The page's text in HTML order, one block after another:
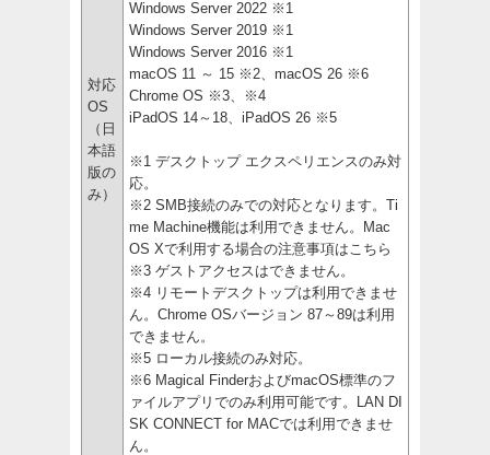
対応
OS
（日
本語
版の
み）
Windows Server 2022 ※1
Windows Server 2019 ※1
Windows Server 2016 ※1
macOS 11 ～ 15 ※2、macOS 26 ※6
Chrome OS ※3、※4
iPadOS 14～18、iPadOS 26 ※5
※1 デスクトップ エクスペリエンスのみ対
応。
※2 SMB接続のみでの対応となります。Ti
me Machine機能は利用できません。Mac
OS Xで利用する場合の注意事項はこちら
※3 ゲストアクセスはできません。
※4 リモートデスクトップは利用できませ
ん。Chrome OSバージョン 87～89は利用
できません。
※5 ローカル接続のみ対応。
※6 Magical FinderおよびmacOS標準のフ
ァイルアプリでのみ利用可能です。LAN DI
SK CONNECT for MACでは利用できませ
ん。